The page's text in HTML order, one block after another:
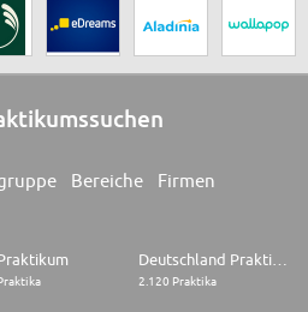
Bereiche Firmen
Deutschland Praktikum
2.120 Praktika